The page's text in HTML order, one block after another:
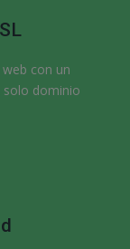
con un
solo dominio